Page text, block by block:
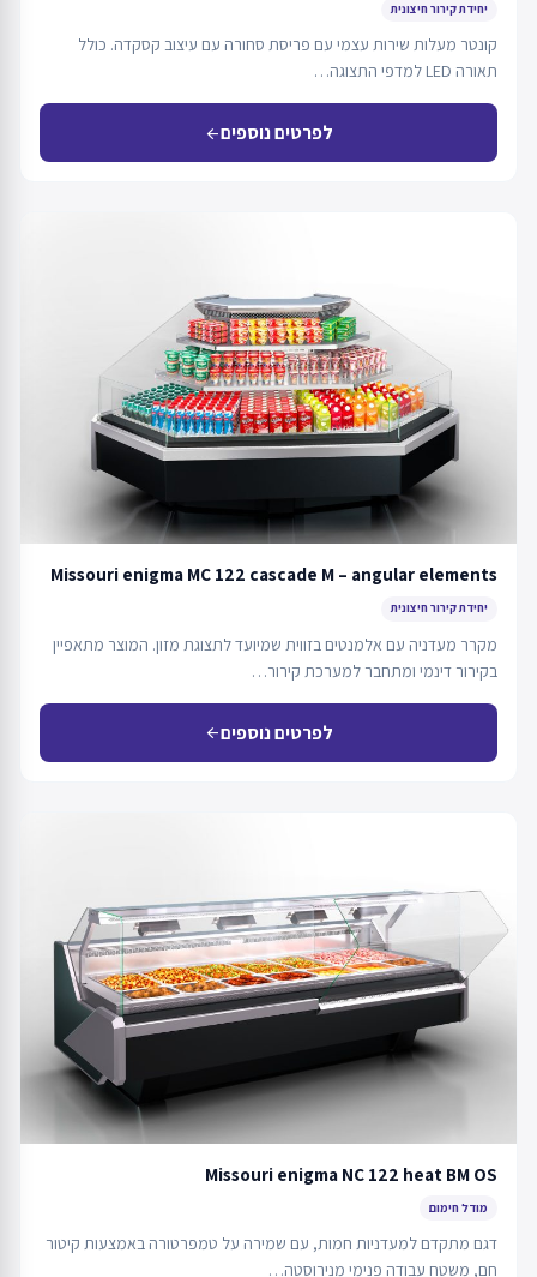
יחידת קירור חיצונית
קונטר מעלות שירות עצמי עם פריסת סחורה עם עיצוב קסקדה. כולל
תאורה LED למדפי התצוגה…
לפרטים נוספיםarrow_back
Missouri enigma MC 122 cascade M – angular elements
יחידת קירור חיצונית
מקרר מעדניה עם אלמנטים בזווית שמיועד לתצוגת מזון. המוצר מתאפיין
בקירור דינמי ומתחבר למערכת קירור…
לפרטים נוספיםarrow_back
Missouri enigma NC 122 heat BM OS
מודל חימום
דגם מתקדם למעדניות חמות, עם שמירה על טמפרטורה באמצעות קיטור
חם, משטח עבודה פנימי מנירוסטה…